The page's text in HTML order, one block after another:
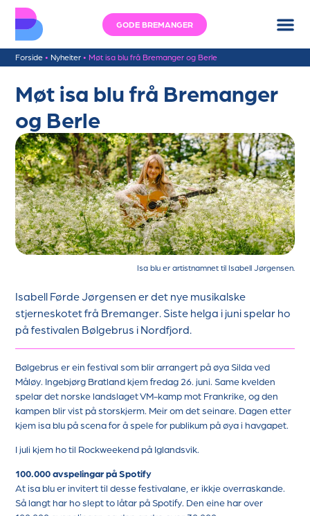
GODE BREMANGER
Forside • Nyheiter • Møt isa blu frå Bremanger og Berle
Møt isa blu frå Bremanger
og Berle
Isa blu er artistnamnet til Isabell Jørgensen.
Isabell Førde Jørgensen er det nye musikalske
stjerneskotet frå Bremanger. Siste helga i juni spelar ho
på festivalen Bølgebrus i Nordfjord.
Bølgebrus er ein festival som blir arrangert på øya Silda ved
Måløy. Ingebjørg Bratland kjem fredag 26. juni. Same kvelden
spelar det norske landslaget VM-kamp mot Frankrike, og den
kampen blir vist på storskjerm. Meir om det seinare. Dagen etter
kjem isa blu på scena for å spele for publikum på øya i havgapet.
I juli kjem ho til Rockweekend på Iglandsvik.
100.000 avspelingar på Spotify
At isa blu er invitert til desse festivalane, er ikkje overraskande.
Så langt har ho slept to låtar på Spotify. Den eine har over